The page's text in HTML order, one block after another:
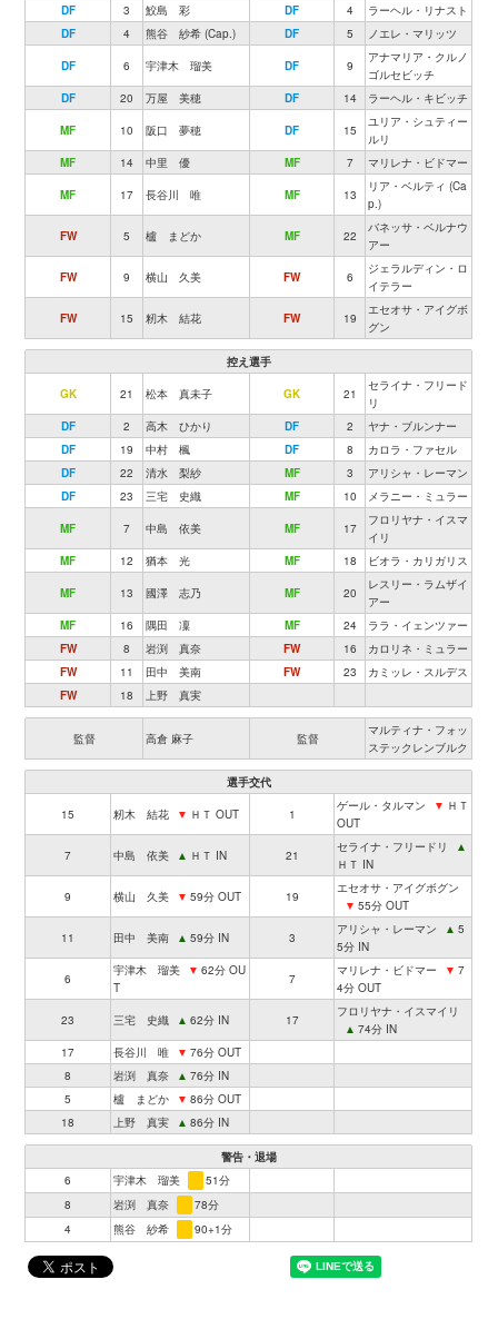
DF
3 鮫島 彩 DF 4
ラーヘル・リナスト
DF
4 熊谷 紗希 (Cap.) DF 5 ノエレ・マリッツ
DF 6 宇津木 瑠美 DF 9
アナマリア・クルノ
ゴルセビッチ
DF
20 万屋 美穂 DF 14 ラーヘル・キビッチ
MF 10 阪口 夢穂 DF 15
ユリア・シュティー
ルリ
MF
14 中里 優 MF 7 マリレナ・ビドマー
MF 17 長谷川 唯 MF 13
リア・ベルティ (Ca
p.)
FW 5 櫨 まどか MF 22
バネッサ・ベルナウ
アー
FW 9 横山 久美 FW 6
ジェラルディン・ロ
イテラー
FW 15 籾木 結花 FW 19
エセオサ・アイグボ
グン
控え選手
GK 21 松本 真未子 GK 21
セライナ・フリード
リ
DF
2 高木 ひかり DF 2
ヤナ・ブルンナー
DF
19 中村 楓 DF 8
カロラ・ファセル
DF
22 清水 梨紗 MF 3
アリシャ・レーマン
DF
23 三宅 史織 MF 10 メラニー・ミュラー
MF 7 中島 依美 MF 17
フロリヤナ・イスマ
イリ
MF
12 猶本 光 MF 18 ビオラ・カリガリス
MF 13 國澤 志乃 MF 20
レスリー・ラムザイ
アー
MF
16 隅田 凜 MF 24
ララ・イェンツァー
FW
8 岩渕 真奈 FW 16
カロリネ・ミュラー
FW
11 田中 美南 FW 23
カミッレ・スルデス
FW
18 上野 真実
監督 高倉 麻子 監督
マルティナ・フォッ
ステックレンブルク
選手交代
15 籾木 結花 ▼ ＨＴ OUT 1
ゲール・タルマン ▼ ＨＴ
OUT
7 中島 依美 ▲ ＨＴ IN 21
セライナ・フリードリ
▲
ＨＴ IN
9 横山 久美 ▼ 59分 OUT 19
エセオサ・アイグボグン
▼ 55分 OUT
11 田中 美南 ▲ 59分 IN 3
アリシャ・レーマン ▲ 5
5分 IN
6
宇津木 瑠美 ▼ 62分 OU
T
7
マリレナ・ビドマー ▼ 7
4分 OUT
23 三宅 史織 ▲ 62分 IN 17
フロリヤナ・イスマイリ
▲ 74分 IN
17
長谷川 唯 ▼ 76分 OUT
8
岩渕 真奈 ▲ 76分 IN
5
櫨 まどか ▼ 86分 OUT
18
上野 真実 ▲ 86分 IN
警告・退場
6
宇津木 瑠美
51分
8
岩渕 真奈
78分
4
熊谷 紗希 90+1分